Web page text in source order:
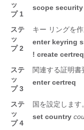
ッ
プ 1
scope security
ステ
ッ
プ 2
キー リングを作
enter keyring
! create certreq
ステ
ッ
プ 3
関連する証明書
enter certreq
ステ
ッ
プ 4
国を設定します。
set country